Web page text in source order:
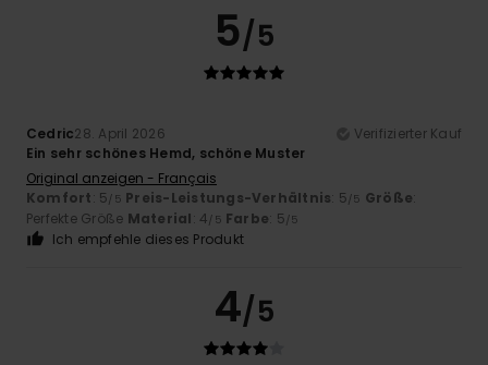
5/5
Cedric28. April 2026
Verifizierter Kauf
Ein sehr schönes Hemd, schöne Muster
Original anzeigen - Français
Komfort: 5/5 Preis-Leistungs-Verhältnis: 5/5 Größe:
Perfekte Größe Material: 4/5 Farbe: 5/5
Ich empfehle dieses Produkt
4/5